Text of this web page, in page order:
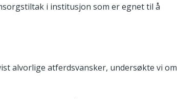
i institusjon som er egnet til å
alvorlige atferdsvansker, undersøkte vi om